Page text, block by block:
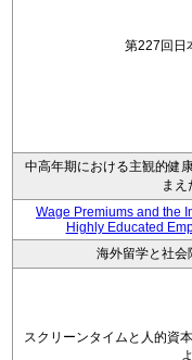
第227回日
中高年期における主観的健
まえ
Wage Premiums and the
Highly Educated
海外留学と社
スクリーンタイムと人的資